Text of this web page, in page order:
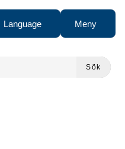
Language Meny
Sök